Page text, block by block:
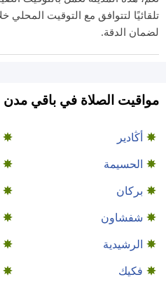
تلقائيًا لتتوافق مع التوقيت المحلي
لضمان الدقة.
مواقيت الصلاة في باقي
أڭادير
الحسيمة
بركان
شفشاون
الرشيدية
فكيك